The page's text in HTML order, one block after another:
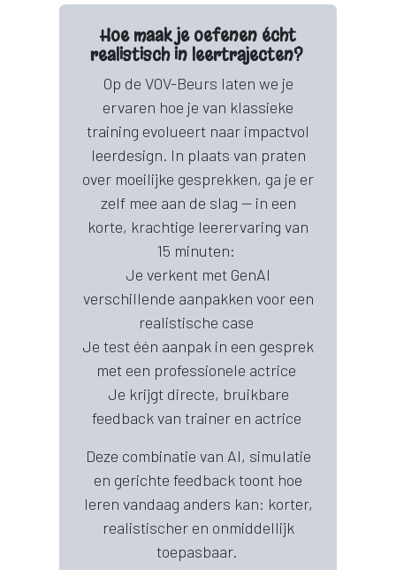
Hoe maak je oefenen écht
realistisch in leertrajecten?
Op de VOV-Beurs laten we je
ervaren hoe je van klassieke
training evolueert naar impactvol
leerdesign. In plaats van praten
over moeilijke gesprekken, ga je er
zelf mee aan de slag — in een
korte, krachtige leerervaring van
15 minuten:
Je verkent met GenAI
verschillende aanpakken voor een
realistische case
Je test één aanpak in een gesprek
met een professionele actrice
Je krijgt directe, bruikbare
feedback van trainer en actrice
Deze combinatie van AI, simulatie
en gerichte feedback toont hoe
leren vandaag anders kan: korter,
realistischer en onmiddellijk
toepasbaar.